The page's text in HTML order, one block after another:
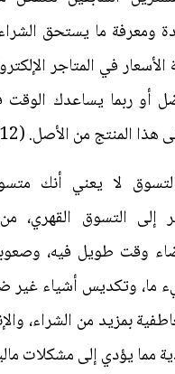
ومعرفة ما يستحق
الأسعار في المتاجر
أو ربما يساعدك الوقت
هذا المنتج من الأصل. (12)
لا يعني أنك
التسوق القهري، من
وقت طويل فيه،
وتكديس أشياء غير
بمزيد من الشراء،
مما يؤدي إلى مشكلات